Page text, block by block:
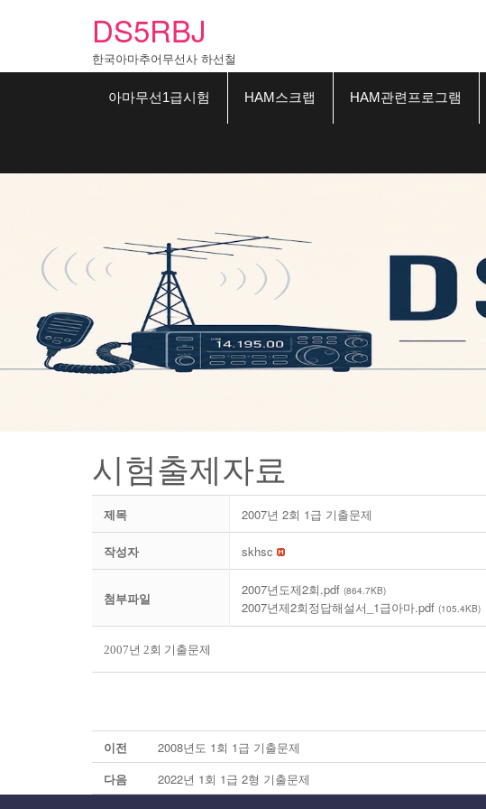
DS5RBJ
한국아마추어무선사 하선철
아마무선1급시험 HAM스크랩 HAM관련프로그램
시험출제자료
제목 2007년 2회 1급 기출문제
작성자 skhsc
첨부파일
2007년도제2회.pdf (864.7KB)
2007년제2회정답해설서_1급아마.pdf (105.4KB)
2007년 2회 기출문제
이전 2008년도 1회 1급 기출문제
다음
2022년 1회 1급 2형 기출문제